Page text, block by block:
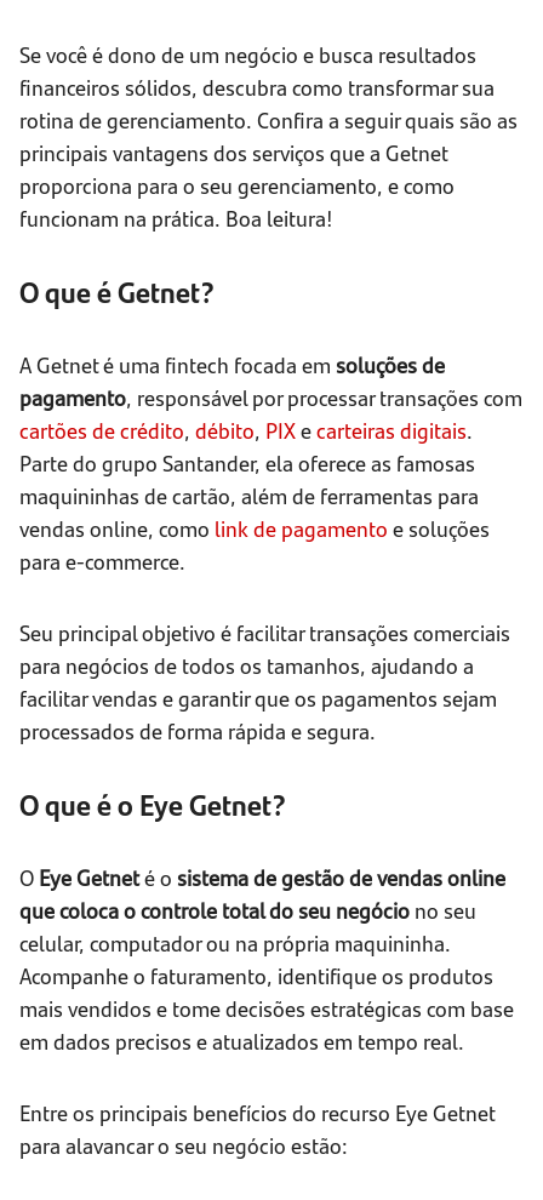
Se você é dono de um negócio e busca resultados
financeiros sólidos, descubra como transformar sua
rotina de gerenciamento. Confira a seguir quais são as
principais vantagens dos serviços que a Getnet
proporciona para o seu gerenciamento, e como
funcionam na prática. Boa leitura!
O que é Getnet?
A Getnet é uma fintech focada em soluções de
pagamento, responsável por processar transações com
cartões de crédito, débito, PIXecarteiras digitais.
Parte do grupo Santander, ela oferece as famosas
maquininhas de cartão, além de ferramentas para
vendas online, como link de pagamento e soluções
para e-commerce.
Seu principal objetivo é facilitar transações comerciais
para negócios de todos os tamanhos, ajudando a
facilitar vendas e garantir que os pagamentos sejam
processados de forma rápida e segura.
O que é o Eye Getnet?
O Eye Getneté o sistema de gestão de vendas online
que coloca o controle total do seu negócio no seu
celular, computador ou na própria maquininha.
Acompanhe o faturamento, identifique os produtos
mais vendidos e tome decisões estratégicas com base
em dados precisos e atualizados em tempo real.
Entre os principais benefícios do recurso Eye Getnet
para alavancar o seu negócio estão: